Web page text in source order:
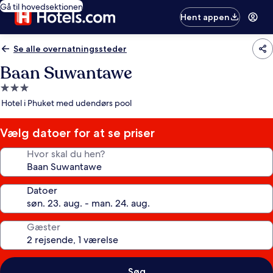
Gå til hovedsektionen
Hent appen
Se alle overnatningssteder
Baan Suwantawe
3.0-
stjernet
Hotel i Phuket med udendørs pool
Vælg datoer for at se priser
Hvor skal du hen?
Datoer
Gæster